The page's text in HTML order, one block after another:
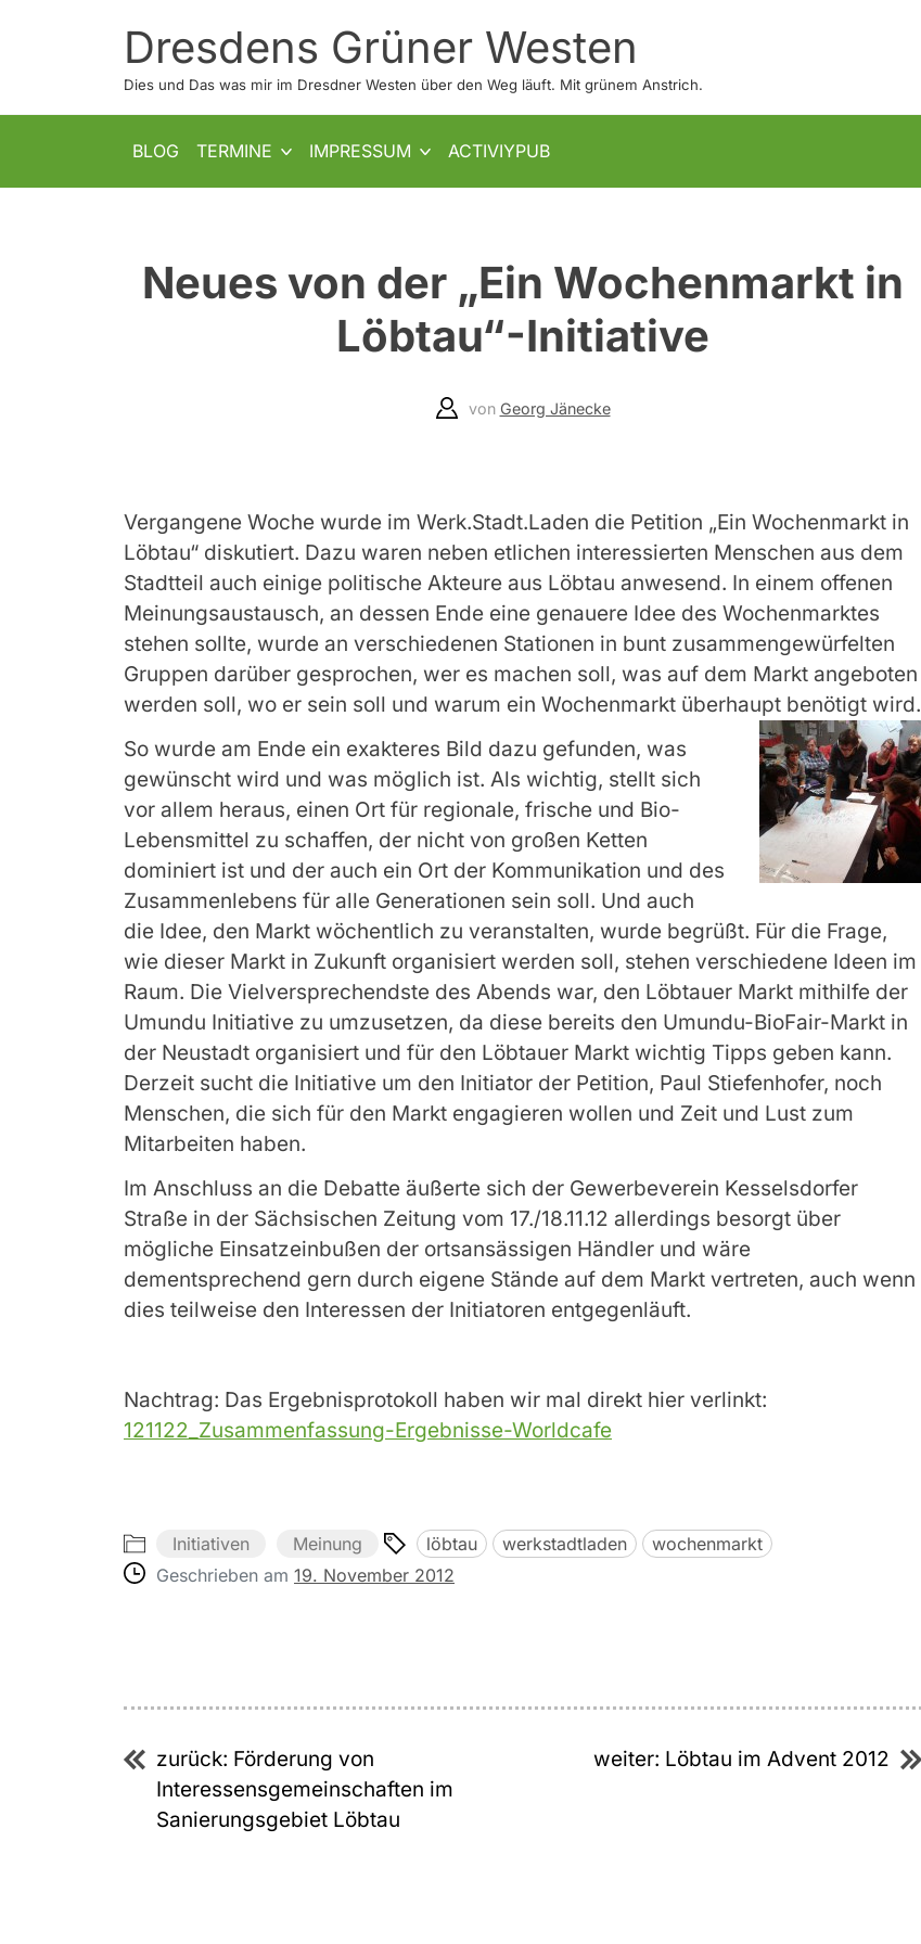
Dresdens Grüner Westen
Dies und Das was mir im Dresdner Westen über den Weg läuft. Mit grünem Anstrich.
BLOG TERMINE SHOW SUB MENU
IMPRESSUM SHOW SUB MENU
ACTIVIYPUB
Neues von der „Ein Wochenmarkt in
Löbtau“-Initiative
von Georg Jänecke
Vergangene Woche wurde im Werk.Stadt.Laden die Petition „Ein Wochenmarkt in
Löbtau“ diskutiert. Dazu waren neben etlichen interessierten Menschen aus dem
Stadtteil auch einige politische Akteure aus Löbtau anwesend. In einem offenen
Meinungsaustausch, an dessen Ende eine genauere Idee des Wochenmarktes
stehen sollte, wurde an verschiedenen Stationen in bunt zusammengewürfelten
Gruppen darüber gesprochen, wer es machen soll, was auf dem Markt angeboten
werden soll, wo er sein soll und warum ein Wochenmarkt überhaupt benötigt wird.
So wurde am Ende ein exakteres Bild dazu gefunden, was
gewünscht wird und was möglich ist. Als wichtig, stellt sich
vor allem heraus, einen Ort für regionale, frische und Bio-
Lebensmittel zu schaffen, der nicht von großen Ketten
dominiert ist und der auch ein Ort der Kommunikation und des
Zusammenlebens für alle Generationen sein soll. Und auch
die Idee, den Markt wöchentlich zu veranstalten, wurde begrüßt. Für die Frage,
wie dieser Markt in Zukunft organisiert werden soll, stehen verschiedene Ideen im
Raum. Die Vielversprechendste des Abends war, den Löbtauer Markt mithilfe der
Umundu Initiative zu umzusetzen, da diese bereits den Umundu-BioFair-Markt in
der Neustadt organisiert und für den Löbtauer Markt wichtig Tipps geben kann.
Derzeit sucht die Initiative um den Initiator der Petition, Paul Stiefenhofer, noch
Menschen, die sich für den Markt engagieren wollen und Zeit und Lust zum
Mitarbeiten haben.
Im Anschluss an die Debatte äußerte sich der Gewerbeverein Kesselsdorfer
Straße in der Sächsischen Zeitung vom 17./18.11.12 allerdings besorgt über
mögliche Einsatzeinbußen der ortsansässigen Händler und wäre
dementsprechend gern durch eigene Stände auf dem Markt vertreten, auch wenn
dies teilweise den Interessen der Initiatoren entgegenläuft.
Nachtrag: Das Ergebnisprotokoll haben wir mal direkt hier verlinkt:
121122_Zusammenfassung-Ergebnisse-Worldcafe
Initiativen Meinung löbtau werkstadtladen
wochenmarkt
Geschrieben am 19. November 2012
zurück: Förderung von
Interessensgemeinschaften im
Sanierungsgebiet Löbtau
weiter: Löbtau im Advent 2012